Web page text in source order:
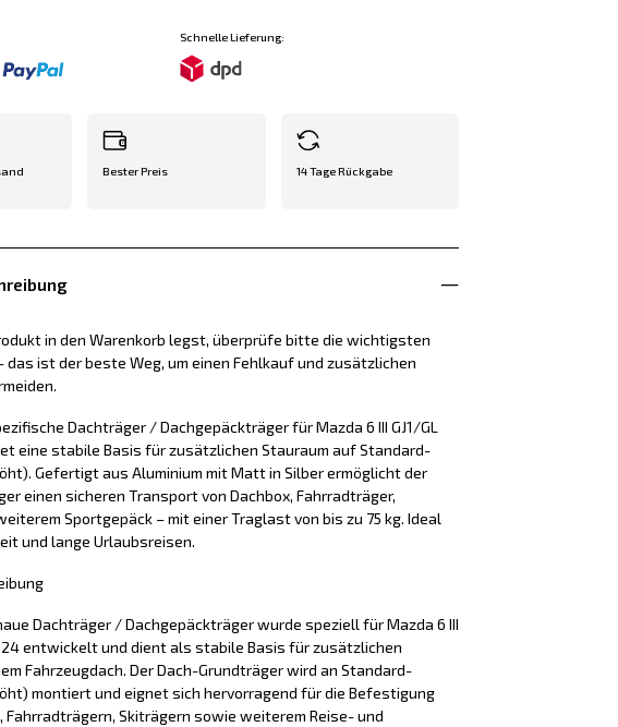
Schnelle Lieferung:
Bester Preis 14 Tage Rückgabe
in den Warenkorb legst, überprüfe bitte die wichtigsten
das ist der beste Weg, um einen Fehlkauf und zusätzlichen
Dachträger / Dachgepäckträger für Mazda 6 III GJ1/GL
eine stabile Basis für zusätzlichen Stauraum auf Standard-
Gefertigt aus Aluminium mit Matt in Silber ermöglicht der
einen sicheren Transport von Dachbox, Fahrradträger,
Sportgepäck – mit einer Traglast von bis zu 75 kg. Ideal
und lange Urlaubsreisen.
Dachträger / Dachgepäckträger wurde speziell für Mazda 6 III
entwickelt und dient als stabile Basis für zusätzlichen
Fahrzeugdach. Der Dach-Grundträger wird an Standard-
montiert und eignet sich hervorragend für die Befestigung
Fahrradträgern, Skiträgern sowie weiterem Reise- und